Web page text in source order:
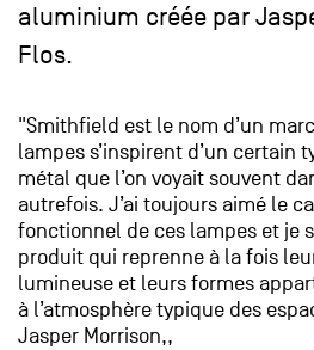
aluminium créée par
Flos.
"Smithfield est le nom d’un
lampes s’inspirent d’un certain
métal que l’on voyait souvent
autrefois. J’ai toujours aimé le
fonctionnel de ces lampes et je
produit qui reprenne à la fois
lumineuse et leurs formes
à l’atmosphère typique des
Jasper Morrison,,